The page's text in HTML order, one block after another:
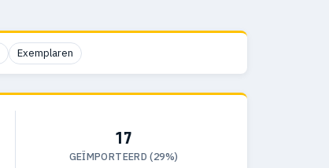
Exemplaren
17
GEÏMPORTEERD (29%)